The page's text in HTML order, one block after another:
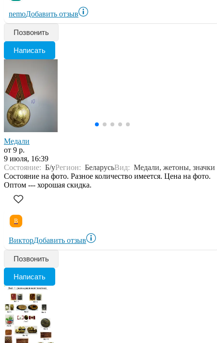
nemoДобавить отзыв
Позвонить
Написать
Медали
от 9 р.
9 июля, 16:39
Состояние: Б/уРегион: БеларусьВид: Медали, жетоны, значки
Состояние на фото. Разное количество имеется. Цена на фото.
Оптом --- хорошая скидка.
В
ВикторДобавить отзыв
Позвонить
Написать